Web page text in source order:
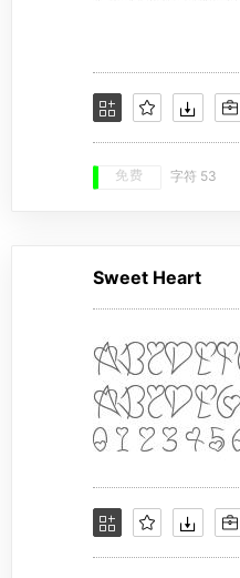
免费 字符 53
Sweet Heart